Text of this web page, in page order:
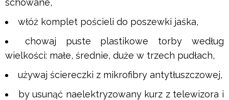
schowane,
włóż komplet pościeli do poszewki jaśka,
chowaj puste plastikowe torby według
wielkości: małe, średnie, duże w trzech pudłach,
używaj ściereczki z mikrofibry antytłuszczowej,
by usunąć naelektryzowany kurz z telewizora i